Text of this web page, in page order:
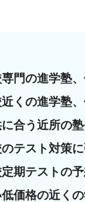
門の進学塾
くの進学塾
合う近所の
テスト対策
期テストの
価格の近く